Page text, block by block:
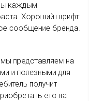
каждым
Хороший шрифт
сообщение бренда.
представляем на
и полезными для
получит
его на